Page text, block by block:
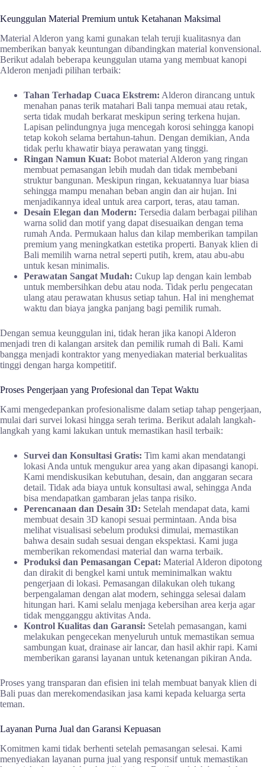
Keunggulan Material Premium untuk Ketahanan Maksimal
Material Alderon yang kami gunakan telah teruji kualitasnya dan
memberikan banyak keuntungan dibandingkan material konvensional.
Berikut adalah beberapa keunggulan utama yang membuat kanopi
Alderon menjadi pilihan terbaik:
Tahan Terhadap Cuaca Ekstrem: Alderon dirancang untuk
menahan panas terik matahari Bali tanpa memuai atau retak,
serta tidak mudah berkarat meskipun sering terkena hujan.
Lapisan pelindungnya juga mencegah korosi sehingga kanopi
tetap kokoh selama bertahun-tahun. Dengan demikian, Anda
tidak perlu khawatir biaya perawatan yang tinggi.
Ringan Namun Kuat: Bobot material Alderon yang ringan
membuat pemasangan lebih mudah dan tidak membebani
struktur bangunan. Meskipun ringan, kekuatannya luar biasa
sehingga mampu menahan beban angin dan air hujan. Ini
menjadikannya ideal untuk area carport, teras, atau taman.
Desain Elegan dan Modern: Tersedia dalam berbagai pilihan
warna solid dan motif yang dapat disesuaikan dengan tema
rumah Anda. Permukaan halus dan kilap memberikan tampilan
premium yang meningkatkan estetika properti. Banyak klien di
Bali memilih warna netral seperti putih, krem, atau abu-abu
untuk kesan minimalis.
Perawatan Sangat Mudah: Cukup lap dengan kain lembab
untuk membersihkan debu atau noda. Tidak perlu pengecatan
ulang atau perawatan khusus setiap tahun. Hal ini menghemat
waktu dan biaya jangka panjang bagi pemilik rumah.
Dengan semua keunggulan ini, tidak heran jika kanopi Alderon
menjadi tren di kalangan arsitek dan pemilik rumah di Bali. Kami
bangga menjadi kontraktor yang menyediakan material berkualitas
tinggi dengan harga kompetitif.
Proses Pengerjaan yang Profesional dan Tepat Waktu
Kami mengedepankan profesionalisme dalam setiap tahap pengerjaan,
mulai dari survei lokasi hingga serah terima. Berikut adalah langkah-
langkah yang kami lakukan untuk memastikan hasil terbaik:
Survei dan Konsultasi Gratis: Tim kami akan mendatangi
lokasi Anda untuk mengukur area yang akan dipasangi kanopi.
Kami mendiskusikan kebutuhan, desain, dan anggaran secara
detail. Tidak ada biaya untuk konsultasi awal, sehingga Anda
bisa mendapatkan gambaran jelas tanpa risiko.
Perencanaan dan Desain 3D: Setelah mendapat data, kami
membuat desain 3D kanopi sesuai permintaan. Anda bisa
melihat visualisasi sebelum produksi dimulai, memastikan
bahwa desain sudah sesuai dengan ekspektasi. Kami juga
memberikan rekomendasi material dan warna terbaik.
Produksi dan Pemasangan Cepat: Material Alderon dipotong
dan dirakit di bengkel kami untuk meminimalkan waktu
pengerjaan di lokasi. Pemasangan dilakukan oleh tukang
berpengalaman dengan alat modern, sehingga selesai dalam
hitungan hari. Kami selalu menjaga kebersihan area kerja agar
tidak mengganggu aktivitas Anda.
Kontrol Kualitas dan Garansi: Setelah pemasangan, kami
melakukan pengecekan menyeluruh untuk memastikan semua
sambungan kuat, drainase air lancar, dan hasil akhir rapi. Kami
memberikan garansi layanan untuk ketenangan pikiran Anda.
Proses yang transparan dan efisien ini telah membuat banyak klien di
Bali puas dan merekomendasikan jasa kami kepada keluarga serta
teman.
Layanan Purna Jual dan Garansi Kepuasan
Komitmen kami tidak berhenti setelah pemasangan selesai. Kami
menyediakan layanan purna jual yang responsif untuk memastikan